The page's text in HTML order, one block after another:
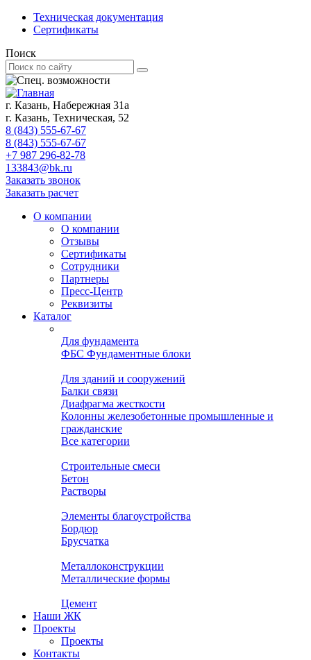
Техническая документация
Сертификаты
Поиск
г. Казань, Набережная 31а
г. Казань, Техническая, 52
8 (843) 555-67-67
8 (843) 555-67-67
+7 987 296-82-78
133843@bk.ru
Заказать звонок
Заказать расчет
О компании
О компании
Отзывы
Сертификаты
Сотрудники
Партнеры
Пресс-Центр
Реквизиты
Каталог
Для фундамента
ФБС Фундаментные блоки
Для зданий и сооружений
Балки связи
Диафрагма жесткости
Колонны железобетонные промышленные и
гражданские
Все категории
Строительные смеси
Бетон
Растворы
Элементы благоустройства
Бордюр
Брусчатка
Металлоконструкции
Металлические формы
Цемент
Наши ЖК
Проекты
Проекты
Контакты